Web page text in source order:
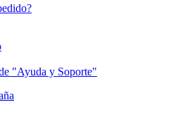
"Ayuda y Soporte"